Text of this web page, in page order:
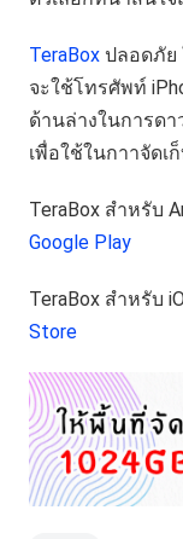
TeraBox ปลอดภัย
จะใช้โทรศัพท์
ด้านล่างในการด
เพื่อใช้ในกาาจัด
TeraBox สำหรับ
Google Play
TeraBox สำหรับ
Store